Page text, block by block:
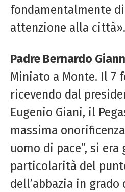
fondamentalmente
attenzione alla città».
Padre Bernardo
Miniato a Monte. Il 7
ricevendo dal
Eugenio Giani, il
massima
uomo di pace”, si
particolarità del
dell’abbazia in